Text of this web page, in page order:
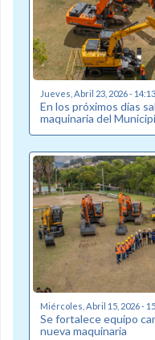
Jueves, Abril 23, 2026 - 14:13
En los próximos días
maquinaria del
Miércoles, Abril 15, 2026 -
Se fortalece equipo
nueva maquinaria